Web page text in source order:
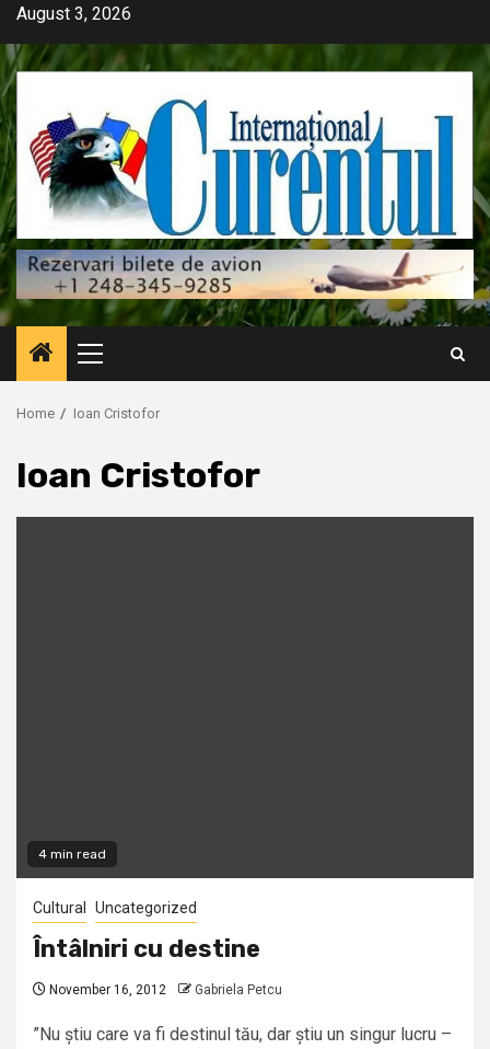
Skip
content
August 3, 2026
Primary
Menu
Home Ioan Cristofor
Ioan Cristofor
4 min read
Cultural Uncategorized
Întâlniri cu destine
November 16, 2012 Gabriela Petcu
”Nu știu care va fi destinul tău, dar știu un singur lucru –